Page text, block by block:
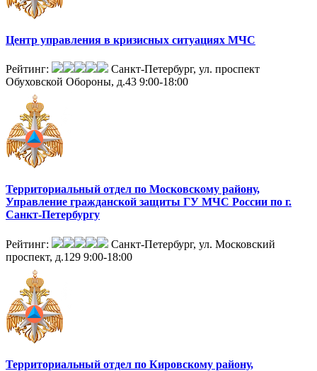
Центр управления в кризисных ситуациях МЧС
Рейтинг:
Санкт-Петербург, ул. проспект
Обуховской Обороны, д.43 9:00-18:00
Территориальный отдел по Московскому району,
Управление гражданской защиты ГУ МЧС России по г.
Санкт-Петербургу
Рейтинг:
Санкт-Петербург, ул. Московский
проспект, д.129 9:00-18:00
Территориальный отдел по Кировскому району,